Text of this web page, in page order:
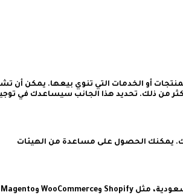
أو الخدمات التي تنوي بيعها. يمكن أن
وأكثر من ذلك. تحديد هذا الجانب سيساعدك في
يمكنك الحصول على مساعدة من الهيئات
هناك العديد من المنصات المتاحة لإنشاء متجر إلكتروني في السعودية، مثل Shopify وWooCommerce وMagento